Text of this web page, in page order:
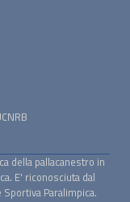
della pallacanestro in
E' riconosciuta dal
Paralimpica.